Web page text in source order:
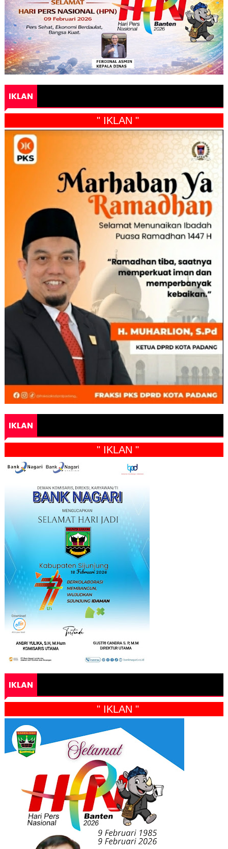
IKLAN
" IKLAN "
IKLAN
" IKLAN "
IKLAN
" IKLAN "